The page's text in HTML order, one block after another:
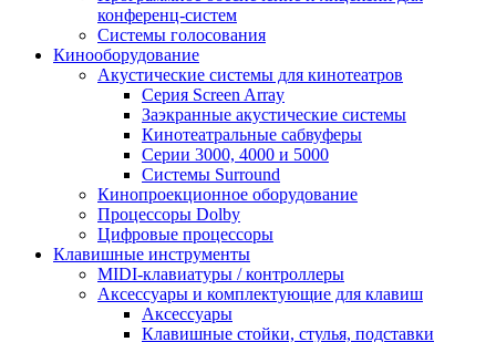
конференц-систем
Системы голосования
Кинооборудование
Акустические системы для кинотеатров
Cерия Screen Array
Заэкранные акустические системы
Кинотеатральные сабвуферы
Серии 3000, 4000 и 5000
Системы Surround
Кинопроекционное оборудование
Процессоры Dolby
Цифровые процессоры
Клавишные инструменты
MIDI-клавиатуры / контроллеры
Аксессуары и комплектующие для клавиш
Аксессуары
Клавишные стойки, стулья, подставки